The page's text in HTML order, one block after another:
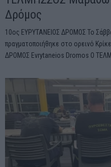
Δρόμος
10ος ΕΥΡΥΤΑΝΕΙΟΣ ΔΡΟΜΟΣ Το
πραγματοποιήθηκε στο ορεινό
ΔΡΟΜΟΣ Evrytaneios Dromos Ο